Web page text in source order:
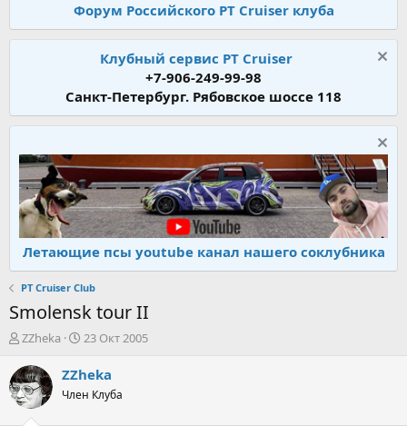
Форум Российского PT Cruiser клуба
Клубный сервис PT Cruiser
+7-906-249-99-98
Санкт-Петербург. Рябовское шоссе 118
Летающие псы youtube канал нашего соклубника
PT Cruiser Club
Smolensk tour II
А
т
о
р
ZZheka
Д
т
н
23 Окт 2005
ZZheka
Член Клуба